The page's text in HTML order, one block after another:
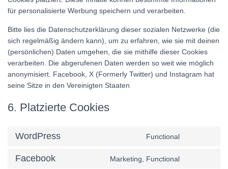
für personalisierte Werbung speichern und verarbeiten.
Bitte lies die Datenschutzerklärung dieser sozialen Netzwerke (die
sich regelmäßig ändern kann), um zu erfahren, wie sie mit deinen
(persönlichen) Daten umgehen, die sie mithilfe dieser Cookies
verarbeiten. Die abgerufenen Daten werden so weit wie möglich
anonymisiert. Facebook, X (Formerly Twitter) und Instagram hat
seine Sitze in den Vereinigten Staaten
6. Platzierte Cookies
WordPress Functional
Facebook Marketing, Functional